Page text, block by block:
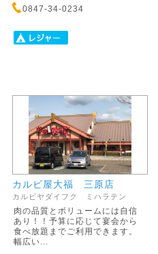
0847-34-0234
カルビ屋大福 三原店
カルビヤダイフク ミハラテン
肉の品質とボリュームには自信
あり！！予算に応じて宴会から
食べ放題までご利用できます。
幅広い...